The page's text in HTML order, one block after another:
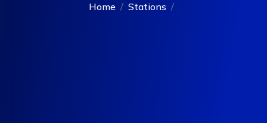
Home Stations